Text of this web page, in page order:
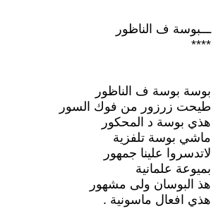
ـــبوسة ف الناظور
****
بوسة بوسة ف الناظور
طيحت زرزور من فوك السور
هذي بوسة د المحكور
ماشي بوسة تلفزية
لاتدسروا علينا جمهور
بميوعة علمانية
هذ البوسان ولى مشهور
هذي افعال ماسونية .